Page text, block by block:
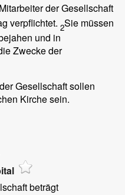
der Gesellschaft
verpflichtet. 2Sie müssen
und in
Zwecke der
Gesellschaft sollen
Kirche sein.
beträgt